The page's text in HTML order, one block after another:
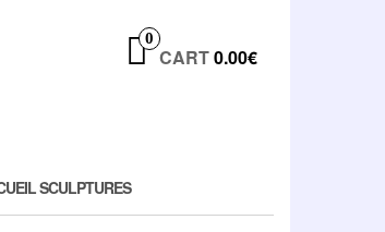
0
CART0.00€
SCULPTURES